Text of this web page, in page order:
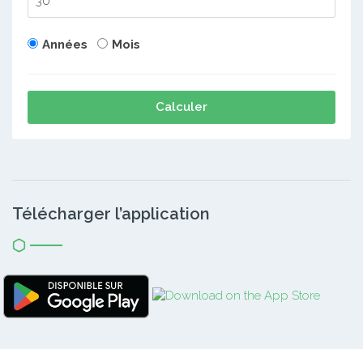
Années Mois
Calculer
Télécharger l’application